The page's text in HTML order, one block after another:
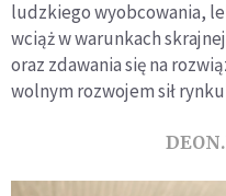
ludzkiego wyobcowania,
wciąż w warunkach
oraz zdawania się na
wolnym rozwojem sił